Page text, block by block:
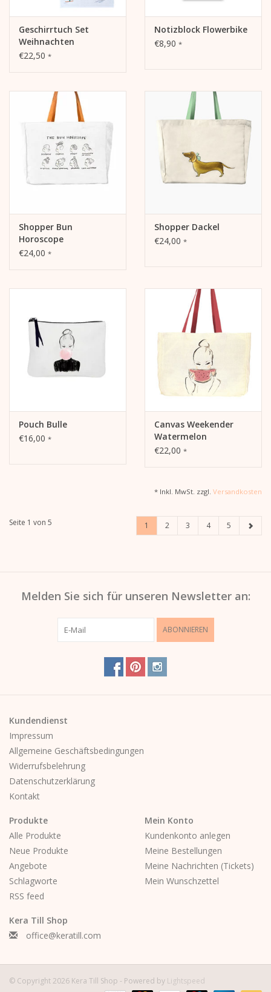
Geschirrtuch Set
Weihnachten
€22,50 *
Notizblock Flowerbike
€8,90 *
Shopper Bun
Horoscope
€24,00 *
Shopper Dackel
€24,00 *
Pouch Bulle
€16,00 *
Canvas Weekender
Watermelon
€22,00 *
* Inkl. MwSt. zzgl. Versandkosten
Seite 1 von 5 1 2 3 4 5
Melden Sie sich für unseren Newsletter an:
ABONNIEREN
Kundendienst
Impressum
Allgemeine Geschäftsbedingungen
Widerrufsbelehrung
Datenschutzerklärung
Kontakt
Produkte
Alle Produkte
Neue Produkte
Angebote
Schlagworte
RSS feed
Mein Konto
Kundenkonto anlegen
Meine Bestellungen
Meine Nachrichten (Tickets)
Mein Wunschzettel
Kera Till Shop
office@keratill.com
© Copyright 2026 Kera Till Shop - Powered by Lightspeed